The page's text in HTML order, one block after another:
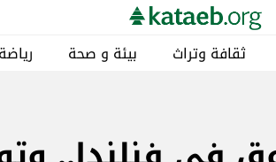
ثقافة وتراث بيئة و صحة رياضة